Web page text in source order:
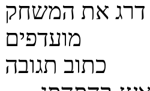
דרג את המשחק
מועדפים
כתוב תגובה